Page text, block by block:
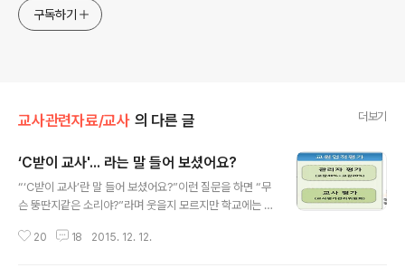
구독하기
교사관련자료/교사 의 다른 글 더보기
‘C받이 교사'... 라는 말 들어 보셨어요?
“‘C받이 교사’란 말 들어 보셨어요?”이런 질문을 하면 “무
슨 뚱딴지같은 소리야?”라며 웃을지 모르지만 학교에는 'C
아니라 교사들도 근무성적에 따라 등급을 나눠 서열화 하
20 18 2015. 12. 12.